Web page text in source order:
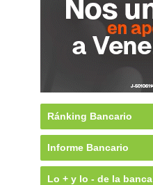
Ránking Bancario
Informe Bancario
Lo + y lo - de la banca